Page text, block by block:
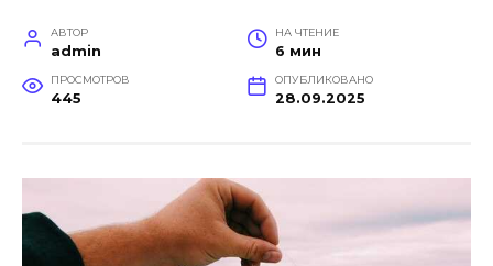
АВТОР
admin
НА ЧТЕНИЕ
6 мин
ПРОСМОТРОВ
445
ОПУБЛИКОВАНО
28.09.2025